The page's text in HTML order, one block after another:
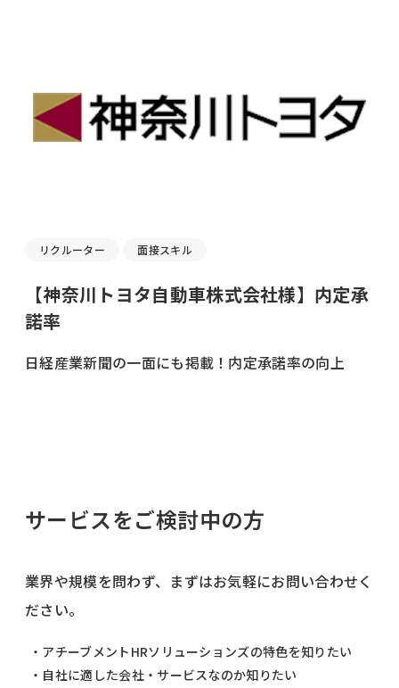
リクルーター 面接スキル
【神奈川トヨタ自動車株式会社様】内定承
諾率
日経産業新聞の一面にも掲載！内定承諾率の向上
サービスをご検討中の方
業界や規模を問わず、まずはお気軽にお問い合わせく
ださい。
・アチーブメントHRソリューションズの特色を知りたい
・自社に適した会社・サービスなのか知りたい